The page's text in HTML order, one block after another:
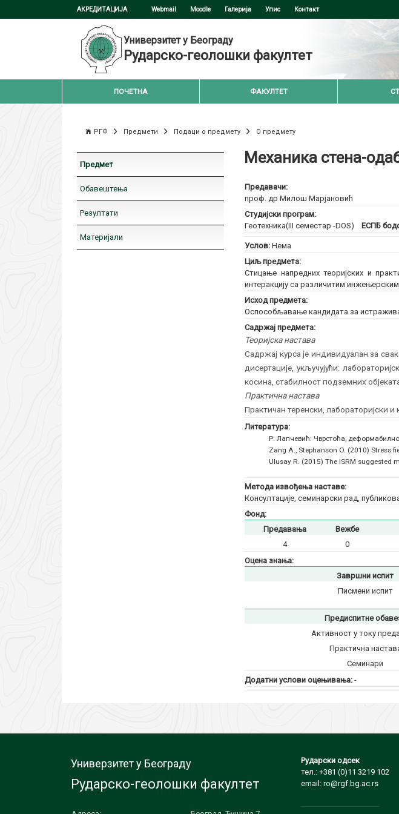
АКРЕДИТАЦИЈА Webmail Moodle Галерија Упис Контакт
Универзитет у Београду
Рударско-геолошки факултет
ПОЧЕТНА ФАКУЛТЕТ
РГФ Предмети Подаци о предмету О предмету
Предмет
Обавештења
Резултати
Материјали
Механика стена-
Предавачи:
проф. др Милош Марјановић
Студијски програм:
Геотехника(III семестар -DOS)
ЕСПБ
Услов:Нема
Циљ предмета:
Стицање напредних теоријских и
интеракцију са различитим
Исход предмета:
Оспособљавање кандидата за
Садржај предмета:
Теоријска настава
Садржај курса је индивидуалан за
дисертације, укључујући:
косина, стабилност подземних
Практична настава
Практичан теренски, лабораторијски
Литература:
Р. Лапчевић: Чврстоћа,
Zang A., Stephanson O. (2010) Stress
Ulusay R. (2015) The ISRM
Метода извођења наставе:
Консултације, семинарски рад,
Фонд:
Предавања
Вежбе
4
0
Оцена знања:
Завршни испит
Писмени испит
Предиспитне
Активност у току
Практична
Семинари
Додатни услови оцењивања:-
Универзитет у Београду
Рударско-геолошки факултет
Рударски одсек
тел.: +381 (0)11 3219 102
email: ro@rgf.bg.ac.rs